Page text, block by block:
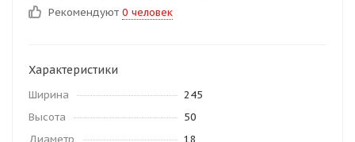
Рекомендуют 0 человек
Характеристики
Ширина
245
Высота
50